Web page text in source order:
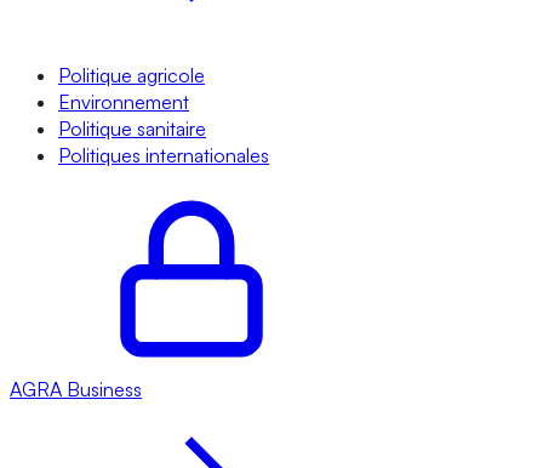
Politique agricole
Environnement
Politique sanitaire
Politiques internationales
AGRA Business